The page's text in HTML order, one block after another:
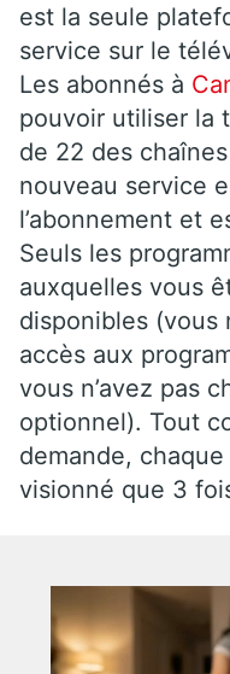
est la seule
service sur le
Les abonnés à
pouvoir utiliser la
de 22 des
nouveau service
l’abonnement et
Seuls les
auxquelles vous
disponibles (vous
accès aux
vous n’avez pas
optionnel). Tout
demande,
visionné que 3